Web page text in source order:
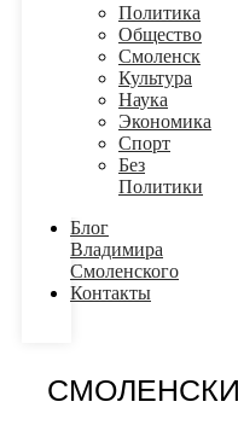
Политика
Общество
Смоленск
Культура
Наука
Экономика
Спорт
Без
Политики
Блог
Владимира
Смоленского
Контакты